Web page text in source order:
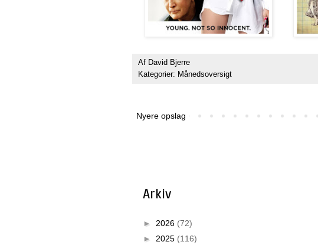
Af David Bjerre
Kategorier: Månedsoversigt
Nyere opslag
Arkiv
► 2026 (72)
► 2025 (116)